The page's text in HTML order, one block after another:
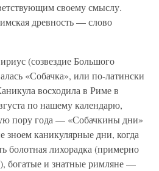
своему смыслу.
древность — слово
(созвездие Большого
«Собачка», или по-латински
восходила в Риме в
по нашему календарю,
пору года — «Собачкины дни»
зноем каникулярные дни, когда
болотная лихорадка (примерно
богатые и знатные римляне —